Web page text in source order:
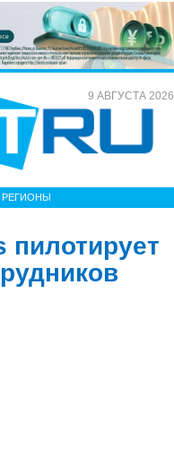
9 АВГУСТА 2026
РЕГИОНЫ
пилотирует